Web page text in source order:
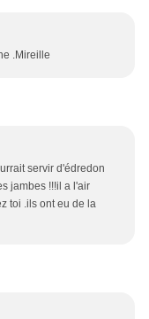
.Mireille
servir d'édredon
jambes !!!il a l'air
toi .ils ont eu de la